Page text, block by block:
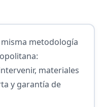
metodología
materiales
y garantía de